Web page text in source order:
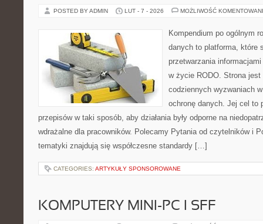
POSTED BY ADMIN LUT - 7 - 2026 MOŻLIWOŚĆ
Kompendium po ogólnym
danych to platforma, które
przetwarzania
w życie RODO. Strona
codziennych wyzwaniach
ochronę danych. Jej cel to
przepisów w taki sposób, aby działania były odporne na
wdrażalne dla pracowników. Polecamy Pytania od czytelników i
tematyki znajdują się współczesne standardy […]
CATEGORIES: ARTYKUŁY SPONSOROWANE
KOMPUTERY MINI-PC I SFF